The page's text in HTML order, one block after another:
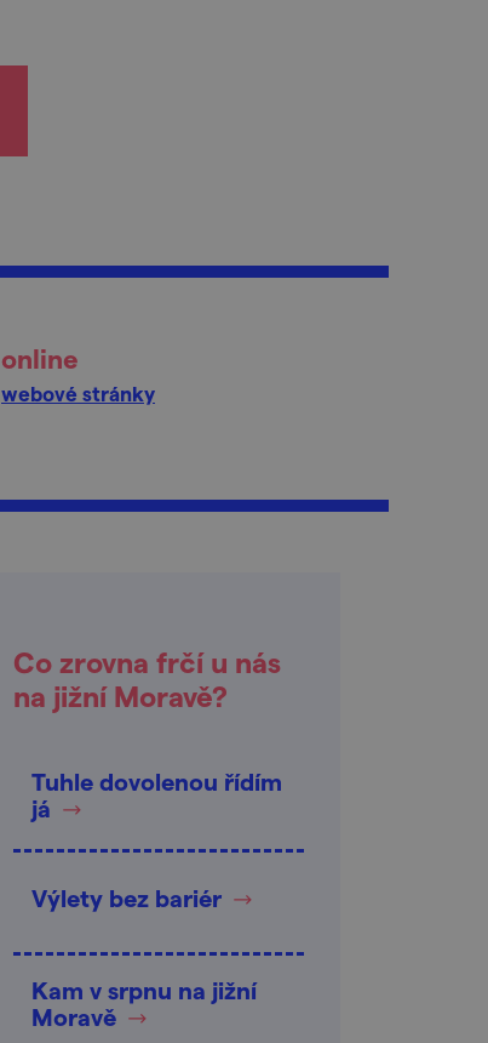
online
webové stránky
Co zrovna frčí u nás
na jižní Moravě?
Tuhle dovolenou řídím
já
Výlety bez bariér
Kam v srpnu na jižní
Moravě